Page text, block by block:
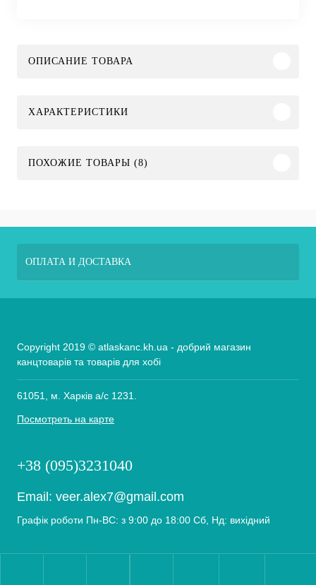
ОПИСАНИЕ ТОВАРА
ХАРАКТЕРИСТИКИ
ПОХОЖИЕ ТОВАРЫ (8)
ОПЛАТА И ДОСТАВКА
Copyright 2019 © atlaskanc.kh.ua - добрий магазин
канцтоварів та товарів для хобі
61051, м. Харків а/с 1231.
Посмотреть на карте
+38 (095)3231040
Email: veer.alex7@gmail.com
Графік роботи Пн-ВС: з 9:00 до 18:00 Сб, Нд: вихідний